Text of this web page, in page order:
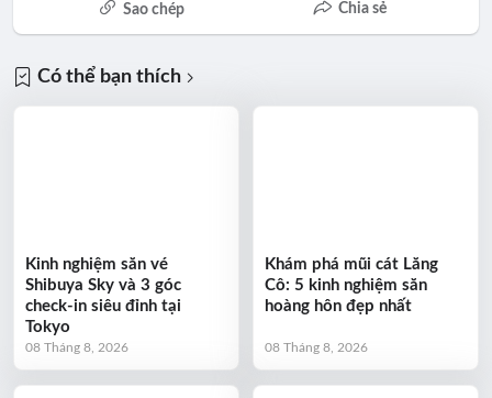
Sao chép Chia sẻ
Có thể bạn thích
Kinh nghiệm săn vé
Shibuya Sky và 3 góc
check-in siêu đỉnh tại
Tokyo
08 Tháng 8, 2026
Khám phá mũi cát Lăng
Cô: 5 kinh nghiệm săn
hoàng hôn đẹp nhất
08 Tháng 8, 2026